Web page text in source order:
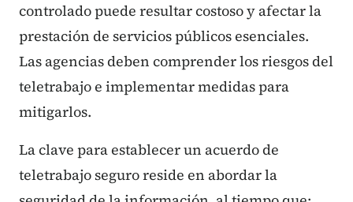
controlado puede resultar costoso y afectar la
prestación de servicios públicos esenciales.
Las agencias deben comprender los riesgos del
teletrabajo e implementar medidas para
mitigarlos.
La clave para establecer un acuerdo de
teletrabajo seguro reside en abordar la